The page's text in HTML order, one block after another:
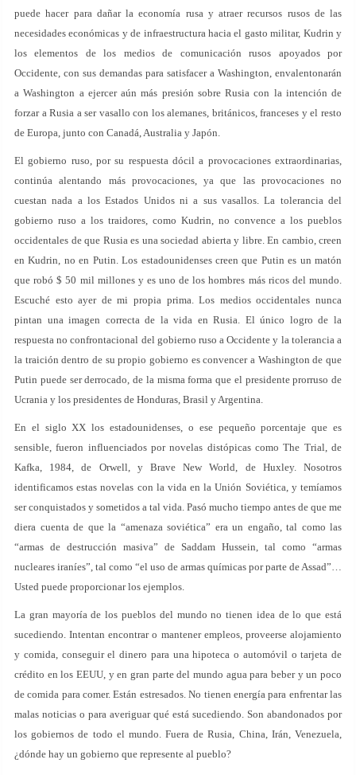
puede hacer para dañar la economía rusa y atraer recursos rusos de las
necesidades económicas y de infraestructura hacia el gasto militar, Kudrin y
los elementos de los medios de comunicación rusos apoyados por
Occidente, con sus demandas para satisfacer a Washington, envalentonarán
a Washington a ejercer aún más presión sobre Rusia con la intención de
forzar a Rusia a ser vasallo con los alemanes, británicos, franceses y el resto
de Europa, junto con Canadá, Australia y Japón.
El gobierno ruso, por su respuesta dócil a provocaciones extraordinarias,
continúa alentando más provocaciones, ya que las provocaciones no
cuestan nada a los Estados Unidos ni a sus vasallos. La tolerancia del
gobierno ruso a los traidores, como Kudrin, no convence a los pueblos
occidentales de que Rusia es una sociedad abierta y libre. En cambio, creen
en Kudrin, no en Putin. Los estadounidenses creen que Putin es un matón
que robó $ 50 mil millones y es uno de los hombres más ricos del mundo.
Escuché esto ayer de mi propia prima. Los medios occidentales nunca
pintan una imagen correcta de la vida en Rusia. El único logro de la
respuesta no confrontacional del gobierno ruso a Occidente y la tolerancia a
la traición dentro de su propio gobierno es convencer a Washington de que
Putin puede ser derrocado, de la misma forma que el presidente prorruso de
Ucrania y los presidentes de Honduras, Brasil y Argentina.
En el siglo XX los estadounidenses, o ese pequeño porcentaje que es
sensible, fueron influenciados por novelas distópicas como The Trial, de
Kafka, 1984, de Orwell, y Brave New World, de Huxley. Nosotros
identificamos estas novelas con la vida en la Unión Soviética, y temíamos
ser conquistados y sometidos a tal vida. Pasó mucho tiempo antes de que me
diera cuenta de que la “amenaza soviética” era un engaño, tal como las
“armas de destrucción masiva” de Saddam Hussein, tal como “armas
nucleares iraníes”, tal como “el uso de armas químicas por parte de Assad”…
Usted puede proporcionar los ejemplos.
La gran mayoría de los pueblos del mundo no tienen idea de lo que está
sucediendo. Intentan encontrar o mantener empleos, proveerse alojamiento
y comida, conseguir el dinero para una hipoteca o automóvil o tarjeta de
crédito en los EEUU, y en gran parte del mundo agua para beber y un poco
de comida para comer. Están estresados. No tienen energía para enfrentar las
malas noticias o para averiguar qué está sucediendo. Son abandonados por
los gobiernos de todo el mundo. Fuera de Rusia, China, Irán, Venezuela,
¿dónde hay un gobierno que represente al pueblo?